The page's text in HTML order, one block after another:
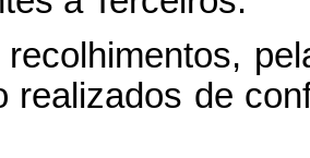
recolhimentos,
realizados de